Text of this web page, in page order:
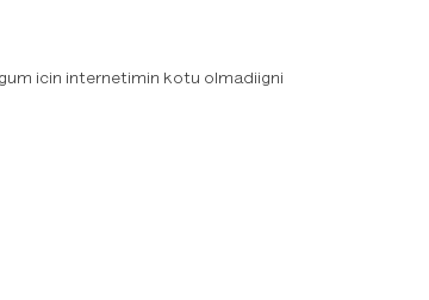
icin internetimin kotu olmadiigni